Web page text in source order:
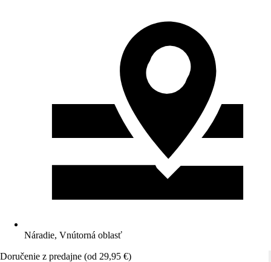
Náradie, Vnútorná oblasť
Doručenie z predajne (od 29,95 €)